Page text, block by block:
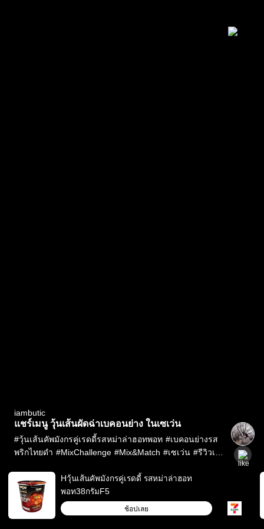
iambutic
แชร์เมนู วุ้นเส้นผัดฉ่าเบคอนย่าง ในเซเว่น
#วุ้นเส้นคัพมังกรคู่เรดดี้รสหม่าล่าฮอทพอท #เบคอนย่างรส
พริกไทยดำ #MixChallenge #Mix&Match #เซเว่น #รีวิวเซ
Hวุ้นเส้นคัพมังกรคู่เรดดี้ รสหม่าล่าฮอท
พอท38กรัมF5
ช้อปเลย